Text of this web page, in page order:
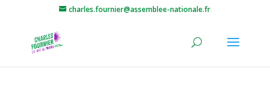
charles.fournier@assemblee-nationale.fr